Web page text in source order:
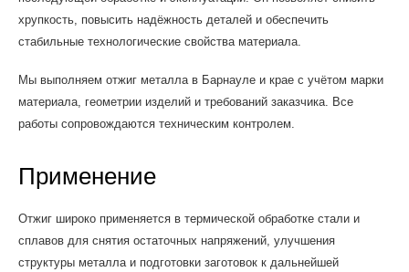
хрупкость, повысить надёжность деталей и обеспечить
стабильные технологические свойства материала.
Мы выполняем отжиг металла в Барнауле и крае с учётом марки
материала, геометрии изделий и требований заказчика. Все
работы сопровождаются техническим контролем.
Применение
Отжиг широко применяется в термической обработке стали и
сплавов для снятия остаточных напряжений, улучшения
структуры металла и подготовки заготовок к дальнейшей